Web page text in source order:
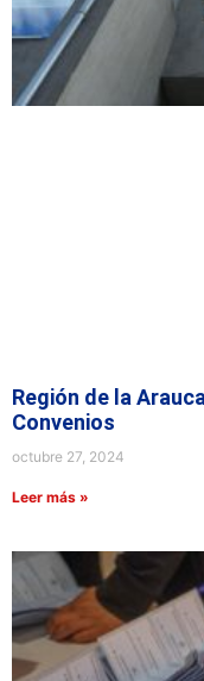
Región de la
Convenios
octubre 27, 2024
Leer más »